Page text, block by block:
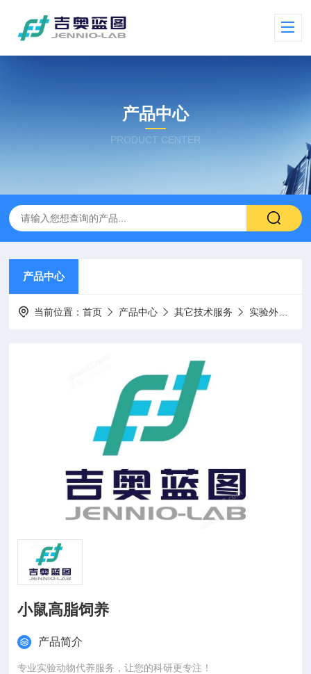
产品中心
PRODUCT CENTER
产品中心
当前位置：首页 产品中心 其它技术服务 实验外包
小鼠高脂饲养
产品简介
专业实验动物代养服务，让您的科研更专注！